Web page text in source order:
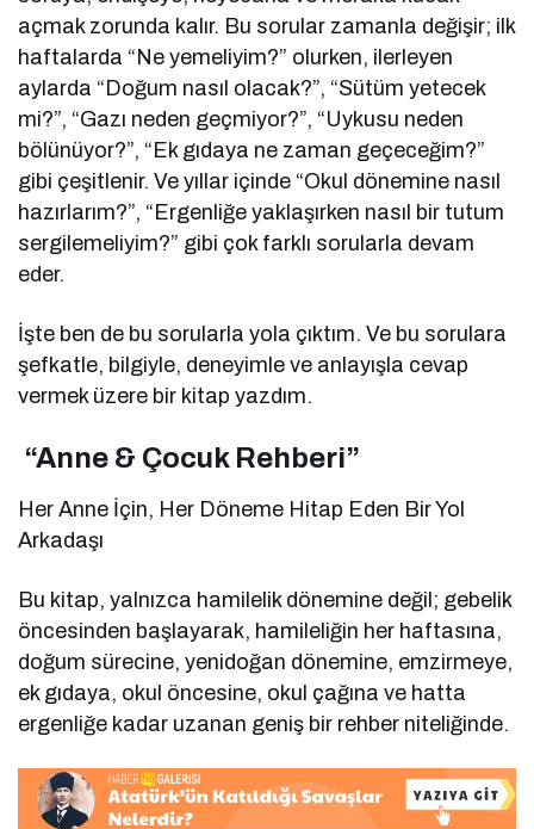
açmak zorunda kalır. Bu sorular zamanla değişir; ilk
haftalarda “Ne yemeliyim?” olurken, ilerleyen
aylarda “Doğum nasıl olacak?”, “Sütüm yetecek
mi?”, “Gazı neden geçmiyor?”, “Uykusu neden
bölünüyor?”, “Ek gıdaya ne zaman geçeceğim?”
gibi çeşitlenir. Ve yıllar içinde “Okul dönemine nasıl
hazırlarım?”, “Ergenliğe yaklaşırken nasıl bir tutum
sergilemeliyim?” gibi çok farklı sorularla devam
eder.
İşte ben de bu sorularla yola çıktım. Ve bu sorulara
şefkatle, bilgiyle, deneyimle ve anlayışla cevap
vermek üzere bir kitap yazdım.
“Anne & Çocuk Rehberi”
Her Anne İçin, Her Döneme Hitap Eden Bir Yol
Arkadaşı
Bu kitap, yalnızca hamilelik dönemine değil; gebelik
öncesinden başlayarak, hamileliğin her haftasına,
doğum sürecine, yenidoğan dönemine, emzirmeye,
ek gıdaya, okul öncesine, okul çağına ve hatta
ergenliğe kadar uzanan geniş bir rehber niteliğinde.